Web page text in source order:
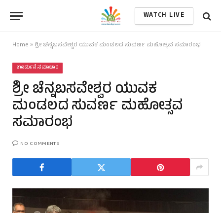
WATCH LIVE
Home » ಶ್ರೀ ಚೆನ್ನಬಸವೇಶ್ವರ ಯುವಕ ಮಂಡಲದ ಸುವರ್ಣ ಮಹೋತ್ಸವ ಸಮಾರಂಭ
ಊರ್ಮನೆ ಸಮಾಚಾರ
ಶ್ರೀ ಚೆನ್ನಬಸವೇಶ್ವರ ಯುವಕ
ಮಂಡಲದ ಸುವರ್ಣ ಮಹೋತ್ಸವ
ಸಮಾರಂಭ
NO COMMENTS